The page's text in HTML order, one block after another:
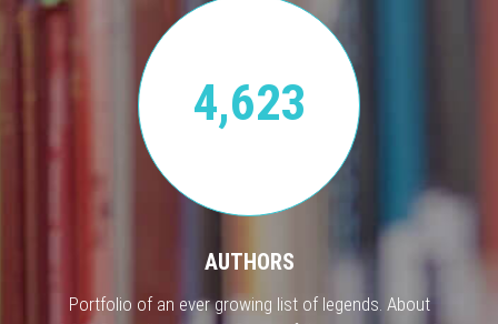
4,623
AUTHORS
Portfolio of an ever growing list of legends. About